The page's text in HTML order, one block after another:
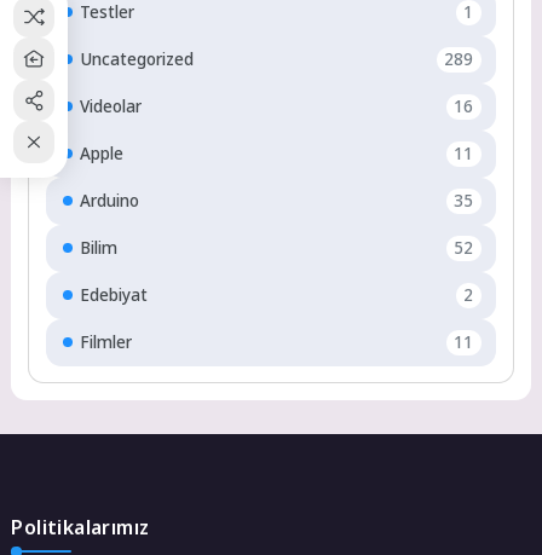
Testler 1
Uncategorized 289
Videolar 16
Apple 11
Arduino 35
Bilim 52
Edebiyat 2
Filmler 11
Politikalarımız